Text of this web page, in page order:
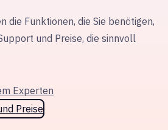
die Funktionen, die Sie benötigen,
und Preise, die sinnvoll
Experten
Preise